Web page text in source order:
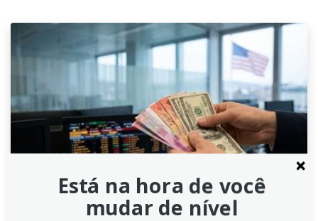
Dólar Americano: Pressão de
Está na hora de você
mudar de nível